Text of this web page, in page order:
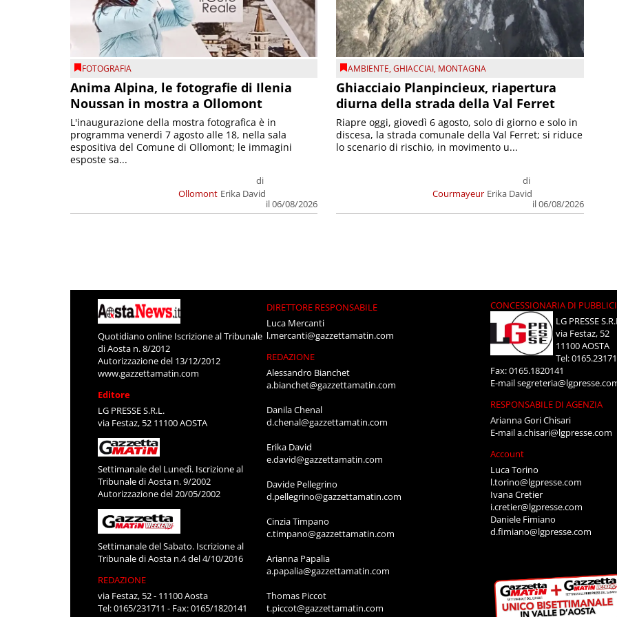
FOTOGRAFIA
Anima Alpina, le fotografie di Ilenia
Noussan in mostra a Ollomont
Ollomont
di
Erika David
il 06/08/2026
L'inaugurazione della mostra fotografica è in
programma venerdì 7 agosto alle 18, nella sala
espositiva del Comune di Ollomont; le immagini
esposte sa...
AMBIENTE,GHIACCIAI, MONTAGNA
Ghiacciaio Planpincieux, riapertura
diurna della strada della Val Ferret
Courmayeur
di
Erika David
il 06/08/2026
Riapre oggi, giovedì 6 agosto, solo di giorno e solo in
discesa, la strada comunale della Val Ferret; si riduce
lo scenario di rischio, in movimento u...
Quotidiano online Iscrizione al Tribunale
di Aosta n. 8/2012
Autorizzazione del 13/12/2012
www.gazzettamatin.com
Editore
LG PRESSE S.R.L.
via Festaz, 52 11100 AOSTA
Settimanale del Lunedì. Iscrizione al
Tribunale di Aosta n. 9/2002
Autorizzazione del 20/05/2002
Settimanale del Sabato. Iscrizione al
Tribunale di Aosta n.4 del 4/10/2016
REDAZIONE
via Festaz, 52 - 11100 Aosta
Tel: 0165/231711 - Fax: 0165/1820141
DIRETTORE RESPONSABILE
Luca Mercanti
l.mercanti@gazzettamatin.com
REDAZIONE
Alessandro Bianchet
a.bianchet@gazzettamatin.com
Danila Chenal
d.chenal@gazzettamatin.com
Erika David
e.david@gazzettamatin.com
Davide Pellegrino
d.pellegrino@gazzettamatin.com
Cinzia Timpano
c.timpano@gazzettamatin.com
Arianna Papalia
a.papalia@gazzettamatin.com
Thomas Piccot
t.piccot@gazzettamatin.com
CONCESSIONARIA DI
LG PRESSE
via Festaz, 52
11100 AOSTA
Tel:
Fax: 0165.1820141
E-mail
RESPONSABILE DI AGENZIA
Arianna Gori Chisari
E-maila.chisari@lgpresse.com
Account
Luca Torino
l.torino@lgpresse.com
Ivana Cretier
i.cretier@lgpresse.com
Daniele Fimiano
d.fimiano@lgpresse.com